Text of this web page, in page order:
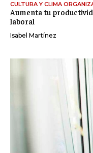
CULTURA Y CLIMA
Aumenta tu
laboral
Isabel Martínez